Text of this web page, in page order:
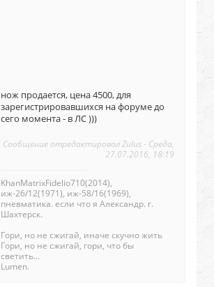
нож продается, цена 4500, для
зарегистрировавшихся на форуме до
сего момента - в ЛС )))
Сообщение отредактировалZulus- Среда,
27.07.2016, 18:19
KhanMatrixFidelio710(2014),
иж-26/12(1971), иж-58/16(1969),
пневматика. если что я Александр. г.
Шахтерск.
Гори, но не сжигай, иначе скучно жить
Гори, но не сжигай, гори, что бы
светить...
Lumen.